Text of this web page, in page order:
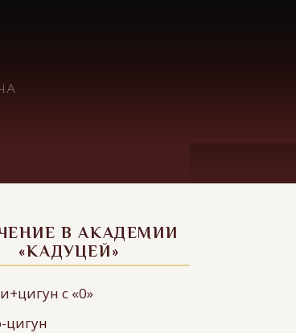
В АКАДЕМИИ
«КАДУЦЕЙ»
с «0»
цигун